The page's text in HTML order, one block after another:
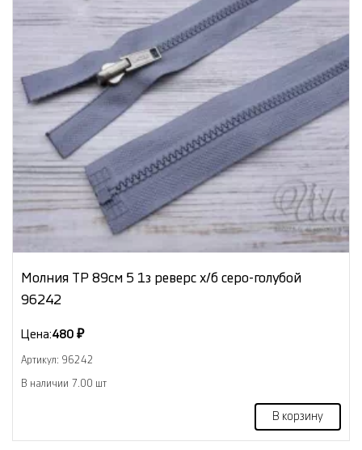
Молния ТР 89см 5 1з реверс х/б серо-голубой
96242
Цена:480 ₽
Артикул: 96242
В наличии 7.00 шт
В корзину